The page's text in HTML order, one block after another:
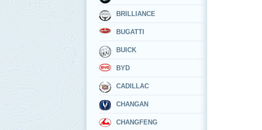
BRILLIANCE
BUGATTI
BUICK
BYD
CADILLAC
CHANGAN
CHANGFENG